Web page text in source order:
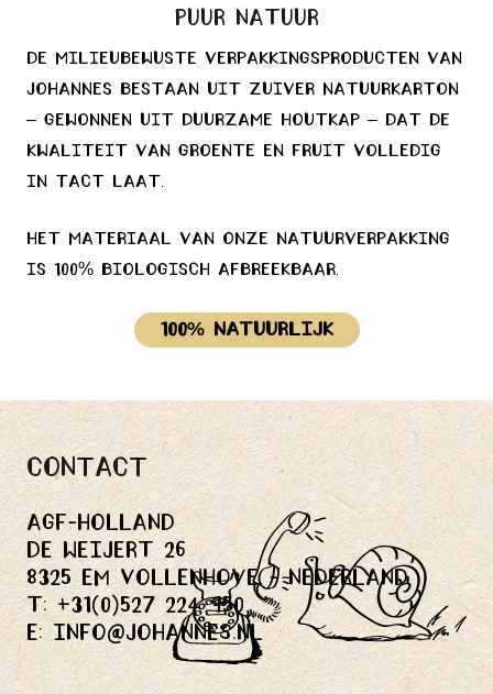
Puur natuur
De milieubewuste verpakkingsproducten van
Johannes bestaan uit zuiver natuurkarton
– gewonnen uit duurzame houtkap – dat de
kwaliteit van groente en fruit volledig
in tact laat.
Het materiaal van onze natuurverpakking
is 100% biologisch afbreekbaar.
100% Natuurlijk
Contact
Agf-holland
De Weijert 26
8325 EM Vollenhove - Nederland
T: +31(0)527 224 950
E:
info@johannes.nl